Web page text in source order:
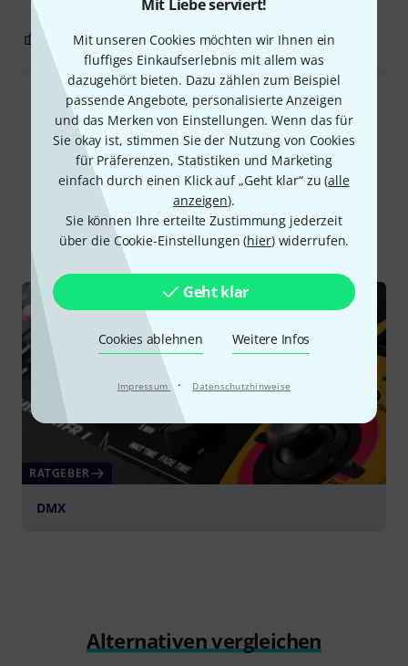
Mit Liebe serviert!
Mit unseren Cookies möchten wir Ihnen ein
fluffiges Einkaufserlebnis mit allem was
dazugehört bieten. Dazu zählen zum Beispiel
passende Angebote, personalisierte Anzeigen
und das Merken von Einstellungen. Wenn das für
Sie okay ist, stimmen Sie der Nutzung von Cookies
für Präferenzen, Statistiken und Marketing
einfach durch einen Klick auf „Geht klar“ zu (alle
anzeigen).
Sie können Ihre erteilte Zustimmung jederzeit
über die Cookie-Einstellungen (hier) widerrufen.
Geht klar
Cookies ablehnen Weitere Infos
Impressum · Datenschutzhinweise
0 0 BEWERTUNG MELDEN
Alle Bewertungen lesen
Schon gewusst?
Alle Ratgeber
RATGEBER
DMX
Alternativen vergleichen